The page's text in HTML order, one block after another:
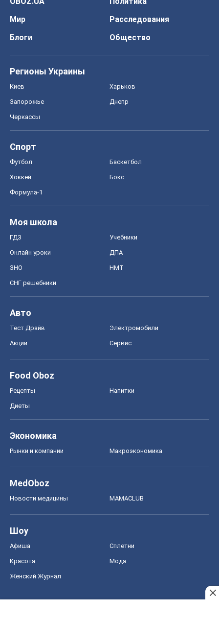
Мир
Расследования
Блоги
Общество
Регионы Украины
Киев Харьков
Запорожье Днепр
Черкассы
Спорт
Футбол Баскетбол
Хоккей Бокс
Формула-1
Моя школа
ГДЗ Учебники
Онлайн уроки ДПА
ЗНО НМТ
СНГ решебники
Авто
Тест Драйв Электромобили
Акции Сервис
Food Oboz
Рецепты Напитки
Диеты
Экономика
Рынки и компании Mакроэкономика
MedOboz
Новости медицины MAMACLUB
Шоу
Афиша Сплетни
Красота Мода
Женский Журнал